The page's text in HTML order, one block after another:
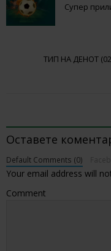
Супер
ТИП НА ДЕНОТ
Оставете
Default Comments (0)
Your email address will
Comment